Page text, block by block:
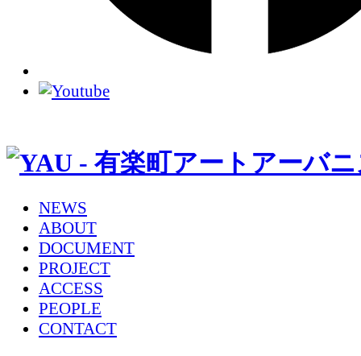
NEWS
ABOUT
DOCUMENT
PROJECT
ACCESS
PEOPLE
CONTACT